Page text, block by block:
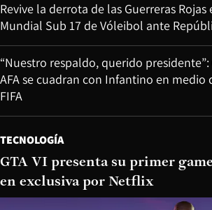
Revive la derrota de las Guerreras
Mundial Sub 17 de Vóleibol ante
“Nuestro respaldo, querido
AFA se cuadran con Infantino en medio
FIFA
TECNOLOGÍA
GTA VI presenta su primer
en exclusiva por Netflix